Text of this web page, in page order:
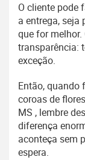
O cliente pode
a entrega, seja
que for
transparência:
exceção.
Então, quando
coroas de
MS , lembre
diferença
aconteça sem
espera.